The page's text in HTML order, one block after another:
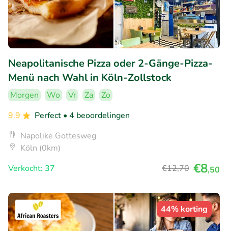
Neapolitanische Pizza oder 2-Gänge-Pizza-
Menü nach Wahl in Köln-Zollstock
Morgen Wo Vr Za
Zo
9.9
Perfect • 4 beoordelingen
Napolike Gottesweg
Köln (0km)
Verkocht: 37
€12,70 €8,50
44% korting